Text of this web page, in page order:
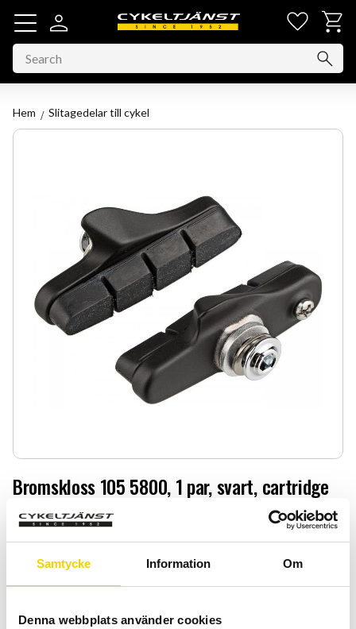
Samtycke Information Om
Denna webbplats använder cookies
Menu
Basket
Hem Slitagedelar till cykel
Bromskloss 105 5800, 1 par, svart, cartridge
Bromskloss 105 5800, 1 par, svart, cartridge
189:-
Quantity
-
Add